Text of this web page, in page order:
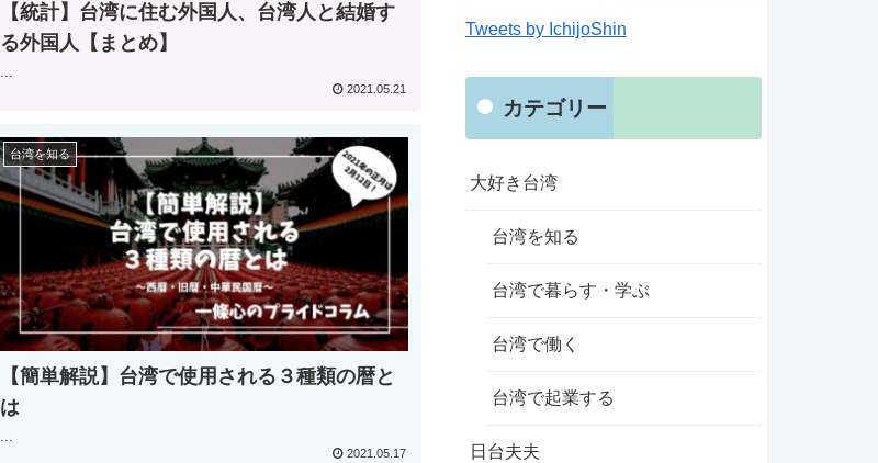
【統計】台湾に住む外国人、台湾人と結婚す
る外国人【まとめ】
...
2021.05.21
台湾を知る
【簡単解説】台湾で使用される３種類の暦と
は
...
2021.05.17
Tweets by IchijoShin
カテゴリー
大好き台湾
台湾を知る
台湾で暮らす・学ぶ
台湾で働く
台湾で起業する
日台夫夫